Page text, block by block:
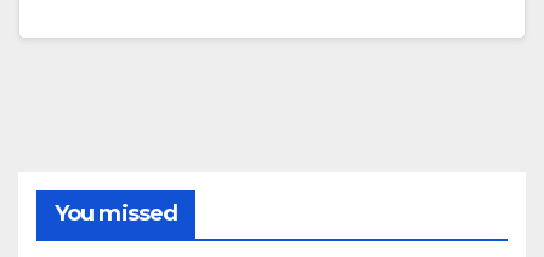
You missed